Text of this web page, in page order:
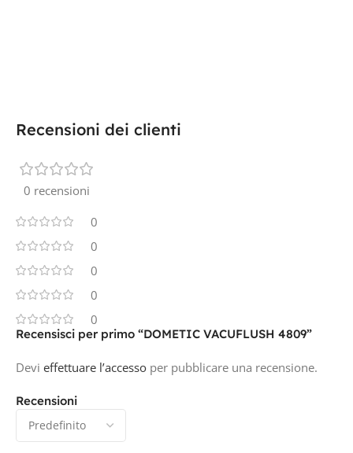
Recensioni dei clienti
0 recensioni
0
0
0
0
0
Recensioni
Recensisci per primo “DOMETIC VACUFLUSH 4809”
Devi effettuare l’accesso per pubblicare una recensione.